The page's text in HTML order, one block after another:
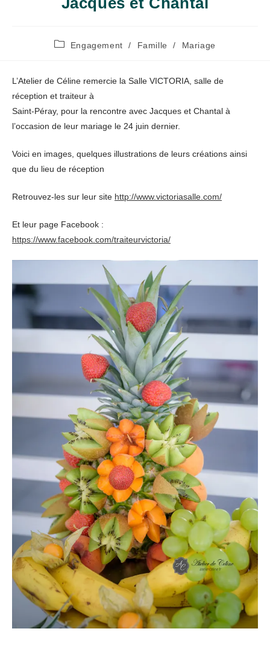
PostEngagement / Famille / Mariage
L’Atelier de Céline remercie la Salle VICTORIA, salle de
réception et traiteur à
Saint-Péray, pour la rencontre avec Jacques et Chantal à
l’occasion de leur mariage le 24 juin dernier.
Voici en images, quelques illustrations de leurs créations ainsi
que du lieu de réception
Retrouvez-les sur leur site http://www.victoriasalle.com/
Et leur page Facebook :
https://www.facebook.com/traiteurvictoria/